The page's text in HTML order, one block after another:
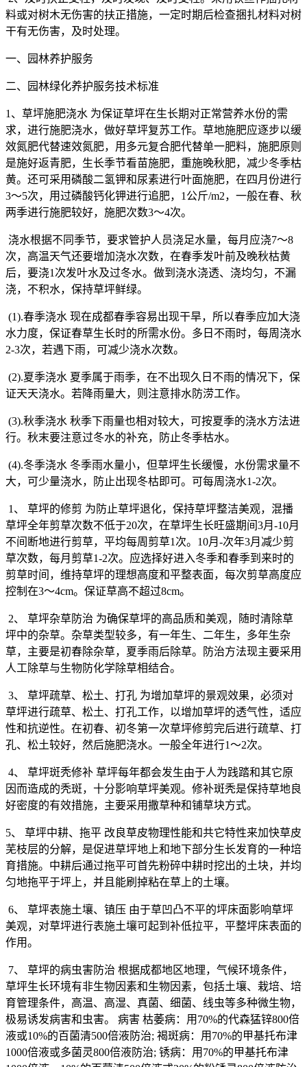
料或对树木无伤害的扶正措施，一定时期后检查捆扎材料对树
干有无伤害，及时处理。
一、园林养护服务
二、园林绿化养护服务技术标准
1 、草坪施肥浇水 为保证草坪在生长期对正常营养水份的需
求，进行施肥浇水，做好草坪复苏工作。草地施肥应逐步以缓
效氮肥代替速效氮肥，用多元复合肥代替单一肥料，施肥原则
是施好返青肥，生长季节看苗施肥，重施晚秋肥，减少冬季枯
黄。还可采用磷酸二氢钾和尿素进行叶面施肥，在四月份进行
3～5次，用过磷酸钙化钾进行追肥， 1 公斤/m2，一般在春、秋
两季进行施肥较好，施肥次数3～4次。
浇水根据不同季节，要求管护人员浇足水量，每月应浇7～8
次，高温天气还要增加浇水次数，在春季发叶前及晚秋枯黄
后，要浇1 次发叶水及过冬水。做到浇水浇透、浇均匀，不漏
浇，不积水，保持草坪鲜绿。
(1).春季浇水 现在成都春季容易出现干旱，所以春季应加大浇
水力度，保证春草生长时的所需水份。多日不雨时，每周浇水
2-3次，若遇下雨，可减少浇水次数。
(2).夏季浇水 夏季属于雨季，在不出现久日不雨的情况下，保
证天天浇水。若降雨量大，则注意排水防涝工作。
(3).秋季浇水 秋季下雨量也相对较大，可按夏季的浇水方法进
行。秋末要注意过冬水的补充，防止冬季枯水。
(4).冬季浇水 冬季雨水量小，但草坪生长缓慢，水份需求量不
大，可少量浇水，防止出现冬枯即可。可每周浇水1-2次。
1 、 草坪的修剪 为防止草坪退化，保持草坪整洁美观，混播
草坪全年剪草次数不低于20次，在草坪生长旺盛期间3月 -10月
不间断地进行剪草，平均每周剪草1 次。 10月 -次年3月减少剪
草次数，每月剪草1-2次。应选择好进入冬季和春季到来时的
剪草时间，维持草坪的理想高度和平整表面，每次剪草高度应
控制在3～4cm。保证草高不超过8cm。
2、 草坪杂草防治 为确保草坪的高品质和美观，随时清除草
坪中的杂草。杂草类型较多，有一年生、二年生，多年生杂
草，主要是初春除杂草，夏季雨后除草。防治方法现主要采用
人工除草与生物防化学除草相结合。
3、 草坪疏草、松土、打孔 为增加草坪的景观效果，必须对
草坪进行疏草、松土、打孔工作，以增加草坪的透气性，适应
性和抗逆性。在初春、初冬第一次草坪修剪完后进行疏草、打
孔、松土较好，然后施肥浇水。一般全年进行1～2次。
4、 草坪斑秃修补 草坪每年都会发生由于人为践踏和其它原
因而造成的秃斑，十分影响草坪美观。修补斑秃是保持草地良
好密度的有效措施，主要采用撒草种和铺草块方式。
5、 草坪中耕、拖平 改良草皮物理性能和共它特性来加快草皮
芜枝层的分解，是促进草坪地上和地下部分生长发育的一种培
育措施。中耕后通过拖平可首先粉碎中耕时挖出的土块，并均
匀地拖平于坪上，并且能刷掉粘在草上的土壤。
6、 草坪表施土壤、镇压 由于草凹凸不平的坪床面影响草坪
美观，对草坪进行表施土壤可起到补低拉平，平整坪床表面的
作用。
7、 草坪的病虫害防治 根据成都地区地理，气候环境条件，
草坪生长环境有非生物因素和生物因素，包括土壤、栽培、培
育管理条件，高温、高湿、真菌、细菌、线虫等多种微生物，
极易诱发病害和虫害。
病害 枯萎病：用 70%的代森猛锌800倍
液或10%的百菌清500倍液防治; 褐斑病：用 70%的甲基托布津
1000倍液或多菌灵800倍液防治; 锈病：用 70%的甲基托布津